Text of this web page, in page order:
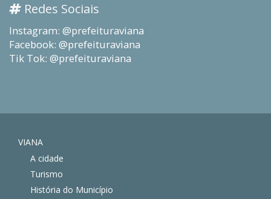
Redes Sociais
Instagram: @prefeituraviana
Facebook: @prefeituraviana
Tik Tok: @prefeituraviana
VIANA
A cidade
Turismo
História do Município